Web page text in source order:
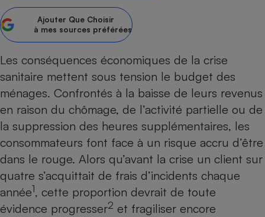
Ajouter Que Choisir
à mes sources préférées
Les conséquences économiques de la crise
sanitaire mettent sous tension le budget des
ménages. Confrontés à la baisse de leurs revenus
en raison du chômage, de l’activité partielle ou de
la suppression des heures supplémentaires, les
consommateurs font face à un risque accru d’être
dans le rouge. Alors qu’avant la crise un client sur
quatre s’acquittait de frais d’incidents chaque
année1, cette proportion devrait de toute
évidence progresser2 et fragiliser encore
bouteille
Lave-linge
Téléviseur
Matelas
Radiateur électrique
Antimoustique